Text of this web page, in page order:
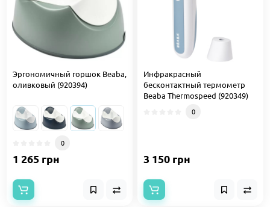
Эргономичный горшок Beaba,
оливковый (920394)
0
1 265 грн
Инфракрасный
бесконтактный термометр
Beaba Thermospeed (920349)
0
3 150 грн